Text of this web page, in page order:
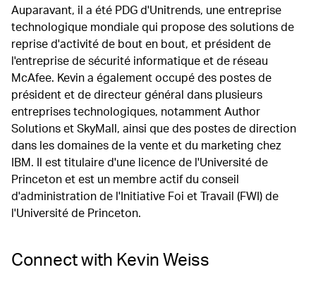
Auparavant, il a été PDG d'Unitrends, une entreprise
technologique mondiale qui propose des solutions de
reprise d'activité de bout en bout, et président de
l'entreprise de sécurité informatique et de réseau
McAfee. Kevin a également occupé des postes de
président et de directeur général dans plusieurs
entreprises technologiques, notamment Author
Solutions et SkyMall, ainsi que des postes de direction
dans les domaines de la vente et du marketing chez
IBM. Il est titulaire d'une licence de l'Université de
Princeton et est un membre actif du conseil
d'administration de l'Initiative Foi et Travail (FWI) de
l'Université de Princeton.
Connect with Kevin Weiss